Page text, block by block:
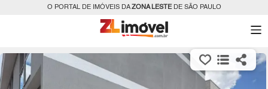
O PORTAL DE IMÓVEIS DAZONA LESTEDE SÃO PAULO